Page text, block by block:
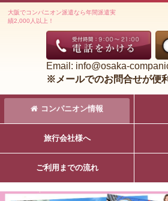
大阪でコンパニオン派遣なら年間派遣実
績2,000人以上！
Email: info@osaka-
※メールでのお問合せが便
コンパニオン情報
旅行会社様へ
ご利用までの流れ